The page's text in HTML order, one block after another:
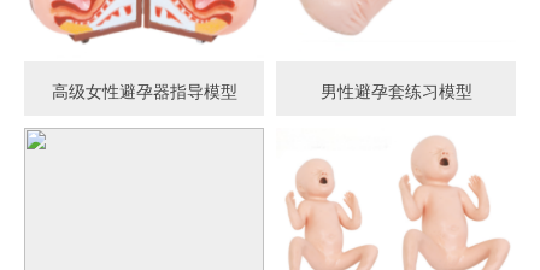
高级女性避孕器指导模型 男性避孕套练习模型